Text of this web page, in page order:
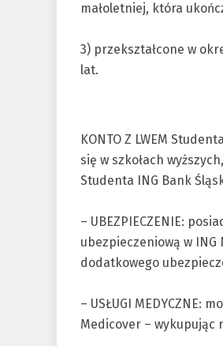
małoletniej, która
3) przekształcone w
lat.
KONTO Z LWEM
się w szkołach
Studenta ING Bank
– UBEZPIECZENIE:
ubezpieczeniową w ING
dodatkowego
– USŁUGI MEDYCZNE:
Medicover – wykupując